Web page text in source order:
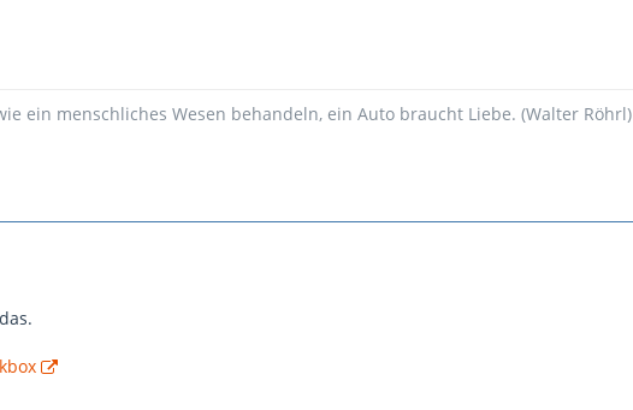
ein menschliches Wesen behandeln, ein Auto braucht Liebe. (Walter Röhrl)